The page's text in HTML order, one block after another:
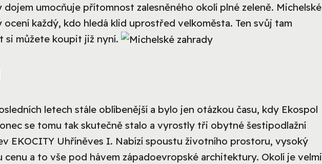
umocňuje přítomnost zalesněného okolí plné zeleně. Michelské
každý, kdo hledá klid uprostřed velkoměsta. Ten svůj tam
si můžete koupit již nyní.
letech stále oblíbenější a bylo jen otázkou času, kdy Ekospol
se tomu tak skutečně stalo a vyrostly tři obytné šestipodlažní
EKOCITY Uhříněves I. Nabízí spoustu životního prostoru, vysoký
cenu a to vše pod hávem západoevropské architektury. Okolí je velmi